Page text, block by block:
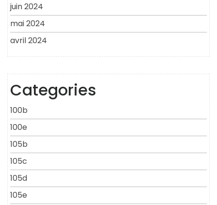
juin 2024
mai 2024
avril 2024
Categories
100b
100e
105b
105c
105d
105e